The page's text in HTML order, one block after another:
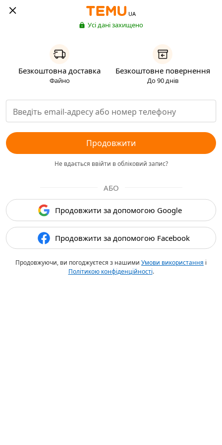
UA
Усі дані захищено
Безкоштовна доставка
Файно
Безкоштовне повернення
До 90 днів
Продовжити
Не вдається ввійти в обліковий запис?
АБО
Продовжити за допомогою Google
Продовжити за допомогою Facebook
Продовжуючи, ви погоджуєтеся з нашими Умови використання і
Політикою конфіденційності.